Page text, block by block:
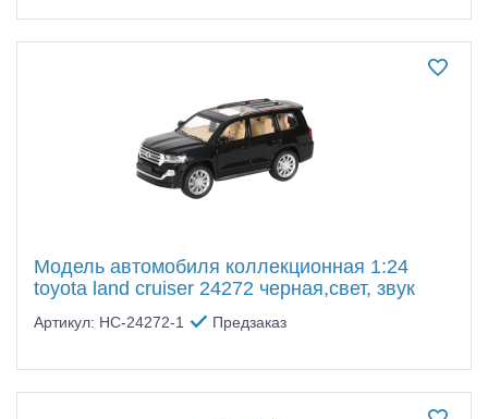
Модель автомобиля коллекционная 1:24
toyota land cruiser 24272 черная,свет, звук
Артикул: HC-24272-1 Предзаказ